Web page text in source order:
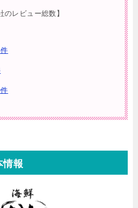
のレビュー総数】
情報